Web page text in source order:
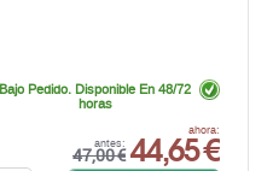
antes:
47,00 €
ahora:
44,65 €
Bajo Pedido. Disponible En 48/72
horas